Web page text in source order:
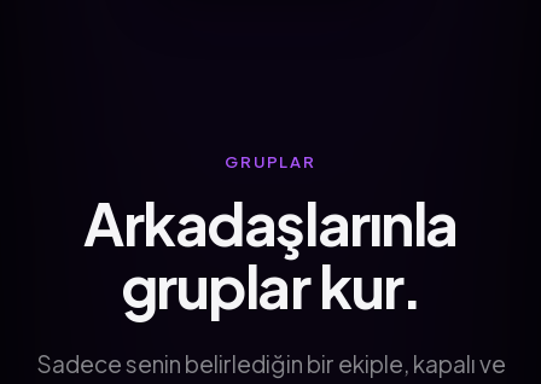
GRUPLAR
Arkadaşlarınla
gruplar kur.
Sadece senin belirlediğin bir ekiple, kapalı ve